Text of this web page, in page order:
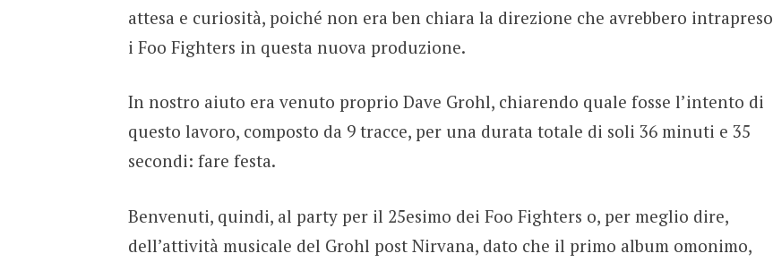
attesa e curiosità, poiché non era ben chiara la direzione che avrebbero intrapreso
i Foo Fighters in questa nuova produzione.
In nostro aiuto era venuto proprio Dave Grohl, chiarendo quale fosse l’intento di
questo lavoro, composto da 9 tracce, per una durata totale di soli 36 minuti e 35
secondi: fare festa.
Benvenuti, quindi, al party per il 25esimo dei Foo Fighters o, per meglio dire,
dell’attività musicale del Grohl post Nirvana, dato che il primo album omonimo,